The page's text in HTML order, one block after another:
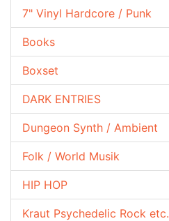
7" Vinyl Hardcore / Punk
Books
Boxset
DARK ENTRIES
Dungeon Synth / Ambient
Folk / World Musik
HIP HOP
Kraut Psychedelic Rock etc.